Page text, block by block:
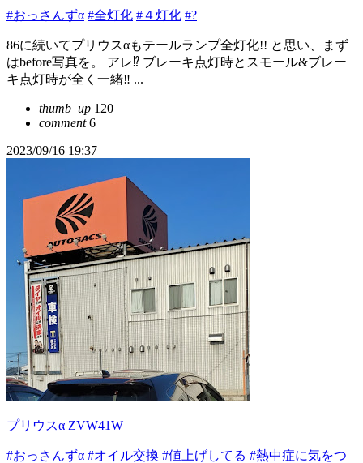
#おっさんずα #全灯化 #４灯化 #?
86に続いてプリウス‪α‬もテールランプ全灯化!! と思い、まず
はbefore写真を。 アレ⁉️ ブレーキ点灯時とスモール&ブレー
キ点灯時が全く一緒‼️ ...
thumb_up 120
comment6
2023/09/16 19:37
プリウスα ZVW41W
#おっさんずα #オイル交換 #値上げしてる #熱中症に気をつ